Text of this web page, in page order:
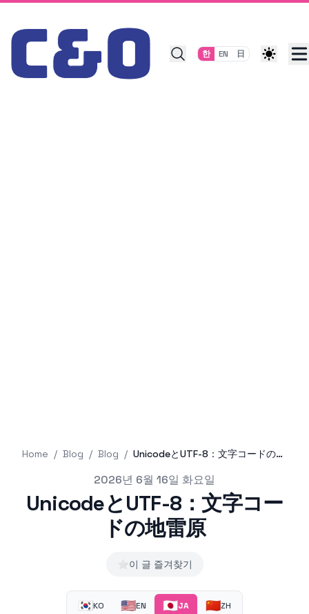
Skip to content
한 EN 日
Home / Blog / Blog / UnicodeとUTF-8：文字コードの地雷原
2026년 6월 16일 화요일
UnicodeとUTF-8：文字コー
ドの地雷原
⭐이 글 즐겨찾기
🇰🇷KO 🇺🇸EN 🇯🇵JA 🇨🇳ZH